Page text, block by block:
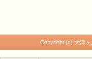
Copyright (c) 大津ヶ